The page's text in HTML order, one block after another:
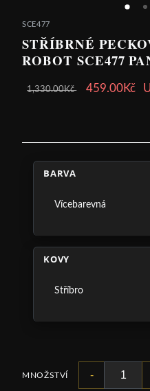
SCE477
STŘÍBRNÉ
ROBOT SCE477
1,330.00Kč 459.00Kč
BARVA
Vícebarevná
KOVY
Stříbro
MNOŽSTVÍ -